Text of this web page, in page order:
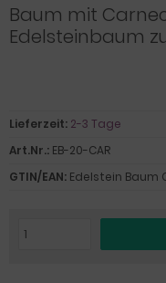
Baum mit
Edelsteinbaum
Lieferzeit: 2-3 Tage
Art.Nr.: EB-20-CAR
GTIN/EAN: Edelstein Baum